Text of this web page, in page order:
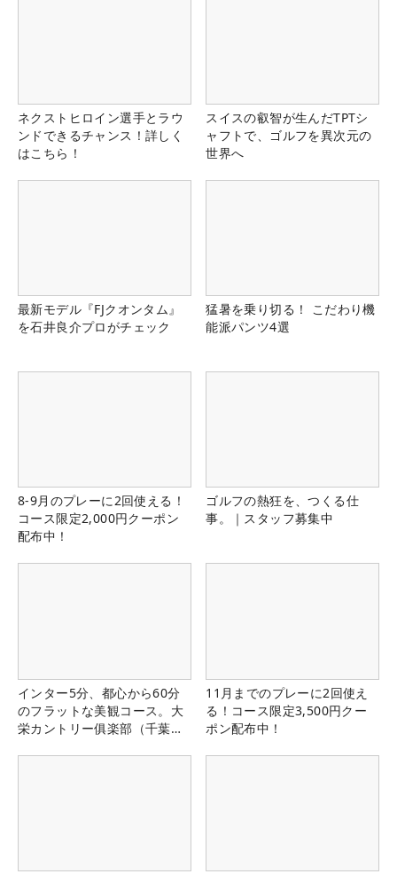
ネクストヒロイン選手とラウ
ンドできるチャンス！詳しく
はこちら！
スイスの叡智が生んだTPTシ
ャフトで、ゴルフを異次元の
世界へ
最新モデル『FJクオンタム』
を石井良介プロがチェック
猛暑を乗り切る！ こだわり機
能派パンツ4選
8-9月のプレーに2回使える！
コース限定2,000円クーポン
配布中！
ゴルフの熱狂を、つくる仕
事。｜スタッフ募集中
インター5分、都心から60分
のフラットな美観コース。大
栄カントリー俱楽部（千葉
11月までのプレーに2回使え
る！コース限定3,500円クー
ポン配布中！